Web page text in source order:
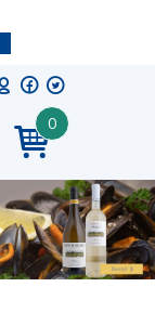
0